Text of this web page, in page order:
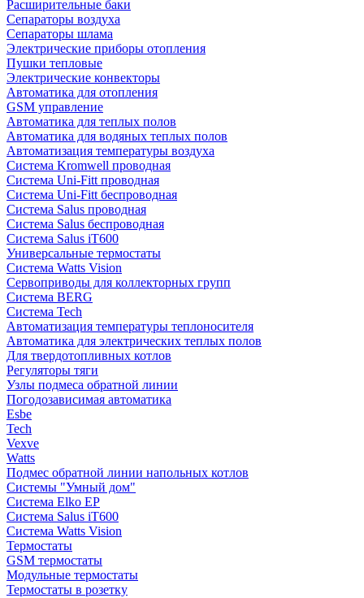
Расширительные баки
Сепараторы воздуха
Сепараторы шлама
Электрические приборы отопления
Пушки тепловые
Электрические конвекторы
Автоматика для отопления
GSM управление
Автоматика для теплых полов
Автоматика для водяных теплых полов
Автоматизация температуры воздуха
Система Kromwell проводная
Система Uni-Fitt проводная
Система Uni-Fitt беспроводная
Система Salus проводная
Система Salus беспроводная
Система Salus iT600
Универсальные термостаты
Система Watts Vision
Сервоприводы для коллекторных групп
Система BERG
Система Tech
Автоматизация температуры теплоносителя
Автоматика для электрических теплых полов
Для твердотопливных котлов
Регуляторы тяги
Узлы подмеса обратной линии
Погодозависимая автоматика
Esbe
Tech
Vexve
Watts
Подмес обратной линии напольных котлов
Системы "Умный дом"
Система Elko EP
Система Salus iT600
Система Watts Vision
Термостаты
GSM термостаты
Модульные термостаты
Термостаты в розетку